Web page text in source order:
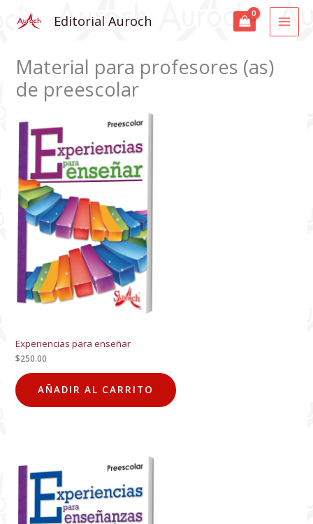
Editorial Auroch
Material para profesores (as)
de preescolar
Experiencias para enseñar
$250.00
AÑADIR AL CARRITO